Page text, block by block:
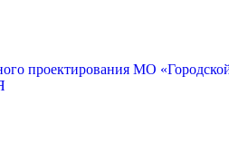
проектирования МО